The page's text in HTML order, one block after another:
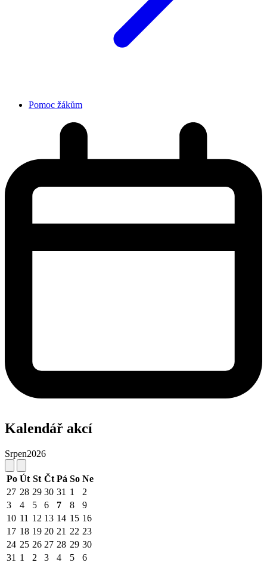
Pomoc žákům
Kalendář akcí
Srpen2026
Po Út St Čt Pá So Ne
27 28 29 30 31 1
2
3
4 5 6 7 8
9
10 11 12 13 14 15 16
17 18 19 20 21 22 23
24 25 26 27 28 29 30
31 1 2 3 4 5 6